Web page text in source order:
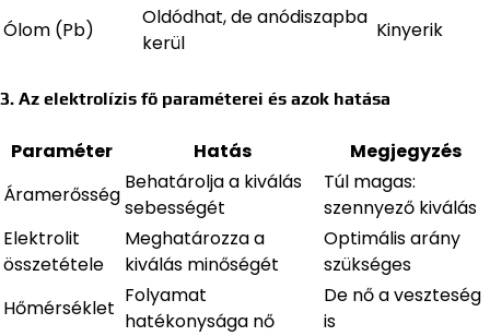
Ólom (Pb)
Oldódhat, de anódiszapba
kerül
Kinyerik
3. Az elektrolízis fő paraméterei és azok hatása
Paraméter Hatás
Megjegyzés
Áramerősség
Behatárolja a kiválás
sebességét
Túl magas:
szennyező kiválás
Elektrolit
összetétele
Meghatározza a
kiválás minőségét
Optimális arány
szükséges
Hőmérséklet
Folyamat
hatékonysága nő
De nő a veszteség
is